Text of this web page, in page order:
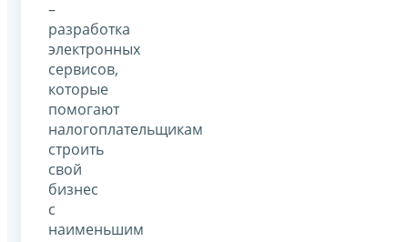
–
разработка
электронных
сервисов,
которые
помогают
налогоплательщикам
строить
свой
бизнес
с
наименьшим